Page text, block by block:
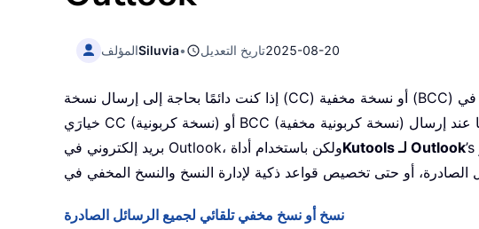
المؤلفSiluvia• تاريخ التعديل2025-08-20
إذا كنت دائمًا بحاجة إلى إرسال نسخة (CC) أو نسخة مخفية (BCC) من بريدك الإلكتروني عند إرسال رسائل في Outlook، فستضطر إلى تحديد
خيارَي CC (نسخة كربونية) أو BCC (نسخة كربونية مخفية) يدويًّا في كل مرة. لا توجد طريقة سهلة لتفعيل النسخ أو النسخ المخفي تلقائيًّا عند إرسال
بريد إلكتروني في Outlook، ولكن باستخدام أداة
Kutools لـ Outlook’s
نسخ أو نسخ مخفي تلقائي لجميع الرسائل الصادرة